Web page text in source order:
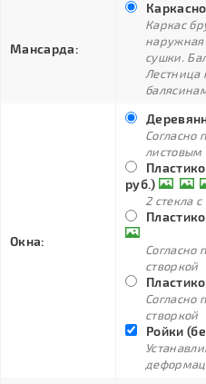
Мансарда:
Каркас
наружная
сушки.
Лестница
Окна:
Согласно
листовым
руб.)
2 стекла
Согласно
створкой
Согласно
створкой
Ройки